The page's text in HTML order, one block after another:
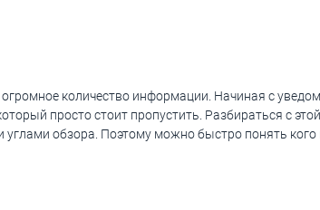
количество информации. Начиная с
просто стоит пропустить. Разбираться с
обзора. Поэтому можно быстро понять